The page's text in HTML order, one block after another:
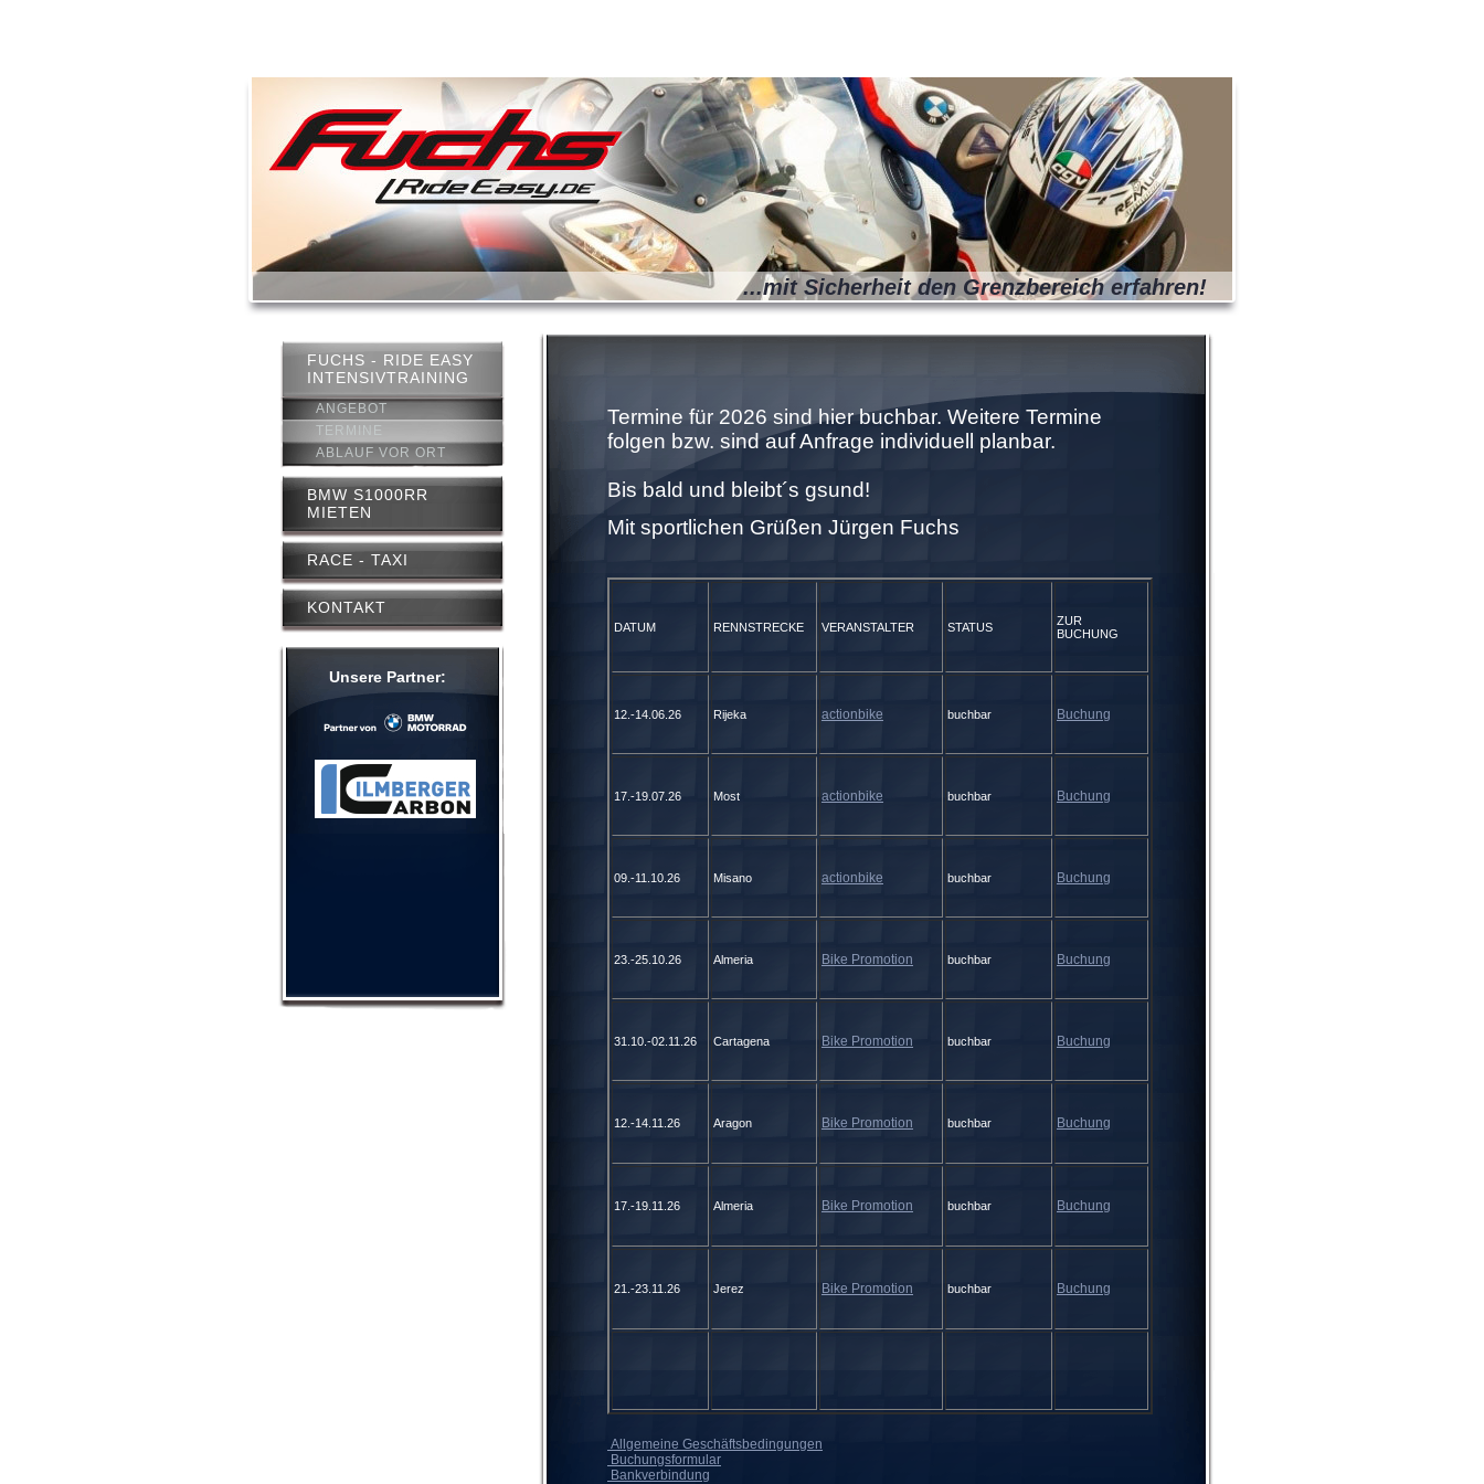
...mit Sicherheit den Grenzbereich erfahren!
Termine für 2026 sind hier buchbar. Weitere Termine
folgen bzw. sind auf Anfrage individuell planbar.
Bis bald und bleibt´s gsund!
Mit sportlichen Grüßen Jürgen Fuchs
DATUM RENNSTRECKE VERANSTALTER STATUS
ZUR
BUCHUNG
12.-14.06.26 Rijeka actionbike buchbar Buchung
17.-19.07.26 Most actionbike buchbar Buchung
09.-11.10.26 Misano actionbike buchbar Buchung
23.-25.10.26 Almeria Bike Promotion buchbar Buchung
31.10.-02.11.26 Cartagena Bike Promotion buchbar Buchung
12.-14.11.26 Aragon Bike Promotion buchbar Buchung
17.-19.11.26 Almeria Bike Promotion buchbar Buchung
21.-23.11.26 Jerez Bike Promotion buchbar Buchung
Allgemeine Geschäftsbedingungen
Buchungsformular
Bankverbindung
FUCHS - RIDE EASY
INTENSIVTRAINING
ANGEBOT
TERMINE
ABLAUF VOR ORT
BMW S1000RR
MIETEN
RACE - TAXI
KONTAKT
Unsere Partner: